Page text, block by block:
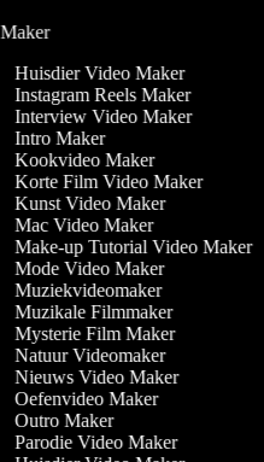
Huisdier Video Maker
Instagram Reels Maker
Interview Video Maker
Intro Maker
Kookvideo Maker
Korte Film Video Maker
Kunst Video Maker
Mac Video Maker
Make-up Tutorial Video Maker
Mode Video Maker
Muziekvideomaker
Muzikale Filmmaker
Mysterie Film Maker
Natuur Videomaker
Nieuws Video Maker
Oefenvideo Maker
Outro Maker
Parodie Video Maker